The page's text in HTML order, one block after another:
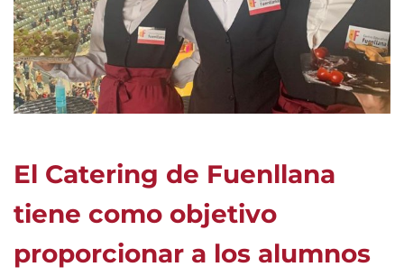
El Catering de Fuenllana
tiene como objetivo
proporcionar a los alumnos